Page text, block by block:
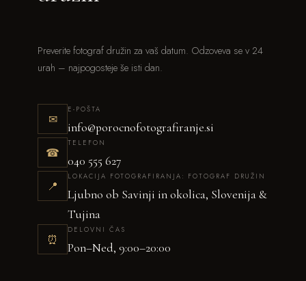
Preverite fotograf družin za vaš datum. Odzoveva se v 24
urah – najpogosteje še isti dan.
✉
E-POŠTA
info@porocnofotografiranje.si
☎
TELEFON
040 555 627
📍
LOKACIJA FOTOGRAFIRANJA: FOTOGRAF DRUŽIN
Ljubno ob Savinji in okolica, Slovenija &
Tujina
⏰
DELOVNI ČAS
Pon–Ned, 9:00–20:00